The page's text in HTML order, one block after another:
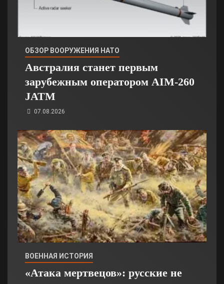
ОБЗОР ВООРУЖЕНИЯ НАТО
Австралия станет первым
зарубежным оператором AIM-260
JATM
07.08.2026
ВОЕННАЯ ИСТОРИЯ
«Атака мертвецов»: русские не